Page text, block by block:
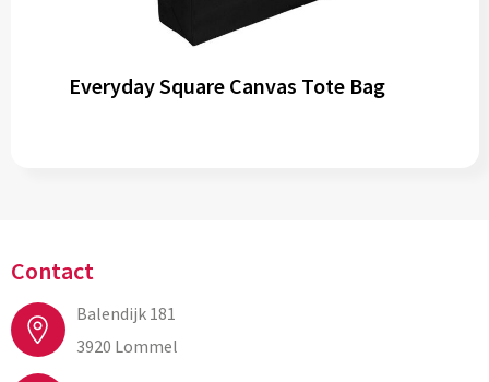
Everyday Square Canvas Tote Bag
Contact
Balendijk 181
3920 Lommel